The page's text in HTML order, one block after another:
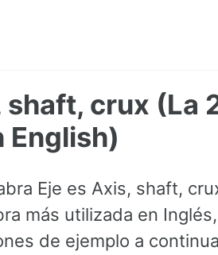
shaft, crux (La
English)
Eje es Axis, shaft,
más utilizada en
de ejemplo a